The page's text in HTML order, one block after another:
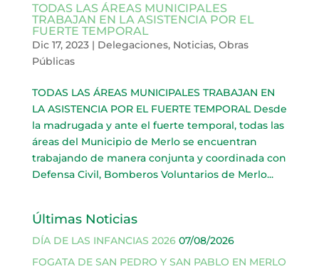
TODAS LAS ÁREAS MUNICIPALES
TRABAJAN EN LA ASISTENCIA POR EL
FUERTE TEMPORAL
Dic 17, 2023| Delegaciones, Noticias, Obras
Públicas
TODAS LAS ÁREAS MUNICIPALES TRABAJAN EN
LA ASISTENCIA POR EL FUERTE TEMPORAL Desde
la madrugada y ante el fuerte temporal, todas las
áreas del Municipio de Merlo se encuentran
trabajando de manera conjunta y coordinada con
Defensa Civil, Bomberos Voluntarios de Merlo...
Últimas Noticias
DÍA DE LAS INFANCIAS 2026 07/08/2026
FOGATA DE SAN PEDRO Y SAN PABLO EN MERLO